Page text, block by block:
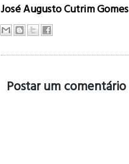
José Augusto Cutrim Gomes
Postar um comentário